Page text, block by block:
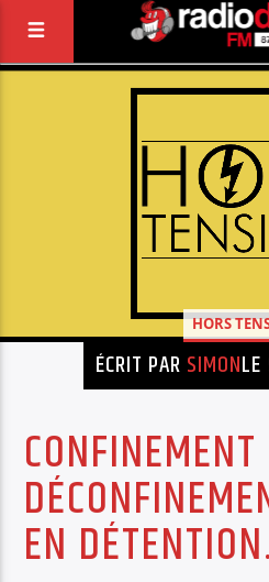
RADIO
VOTRE RADIO
PISTE ACTUELLE
IMPRESSIONS JAZZ
HORS
ÉCRIT PAR SIMON
EN